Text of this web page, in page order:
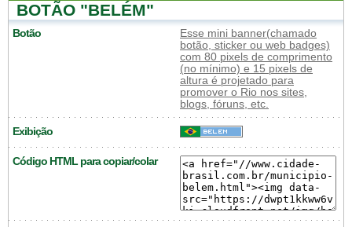
BOTÃO "BELÉM"
Botão
Esse mini banner(chamado
botão, sticker ou web badges)
com 80 pixels de comprimento
(no mínimo) e 15 pixels de
altura é projetado para
promover o Rio nos sites,
blogs, fóruns, etc.
Exibição
Código HTML para copiar/colar